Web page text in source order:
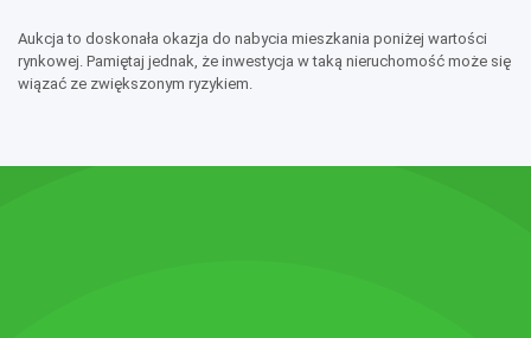
Aukcja to doskonała okazja do nabycia mieszkania poniżej wartości
rynkowej. Pamiętaj jednak, że inwestycja w taką nieruchomość może się
wiązać ze zwiększonym ryzykiem.